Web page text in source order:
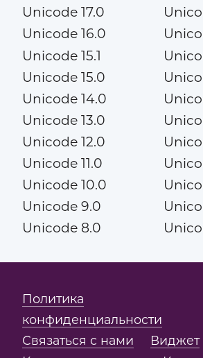
Unicode 17.0
Unicode 16.0
Unicode 15.1
Unicode 15.0
Unicode 14.0
Unicode 13.0
Unicode 12.0
Unicode 11.0
Unicode 10.0
Unicode 9.0
Unicode 8.0
Политика
конфиденциальности
Связаться с нами
Виджет